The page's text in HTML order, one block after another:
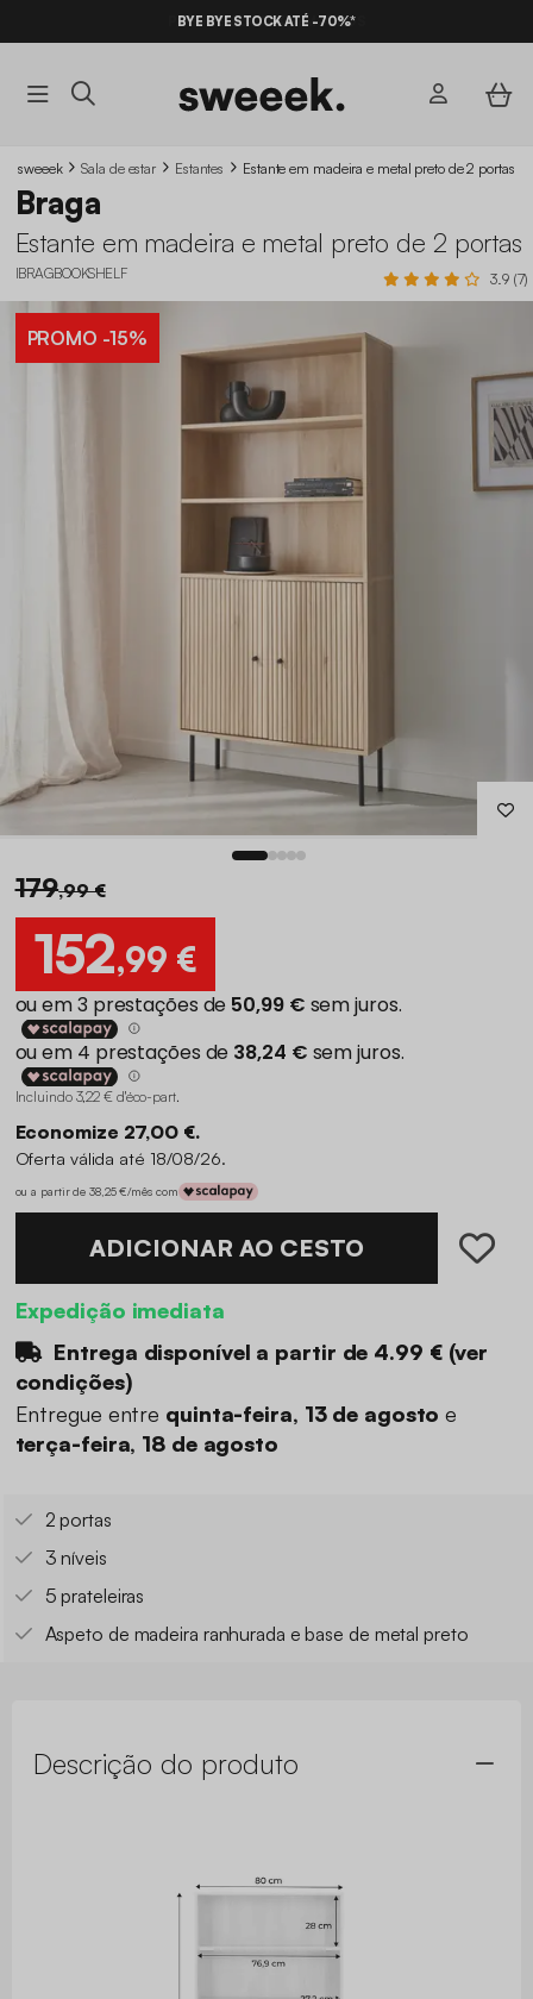
BYE BYE STOCK ATÉ -70%*
sweeek Sala de estar Estantes Estante em madeira e metal preto de 2 portas
Braga
Estante em madeira e metal preto de 2 portas
IBRAGBOOKSHELF 3.9 (7)
PROMO -15%
179,99 €
152,99 €
Incluindo 3,22 € d'éco-part.
Economize 27,00 €.
Oferta válida até 18/08/26.
ou a partir de 38,25 €/mês com
ADICIONAR AO CESTO
Expedição imediata
Entrega disponível a partir de 4.99 €(ver
condições)
Entregue entre quinta-feira, 13 de agostoe
terça-feira, 18 de agosto
2 portas
3 níveis
5 prateleiras
Aspeto de madeira ranhurada e base de metal preto
Descrição do produto